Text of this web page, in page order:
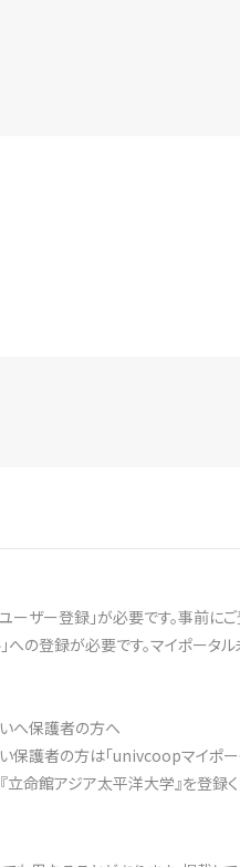
ーザー登録」が必要です。事前に
の登録が必要です。マイポータ
へ保護者の方へ
護者の方は「univcoopマイポー
命館アジア太平洋大学』を登録く